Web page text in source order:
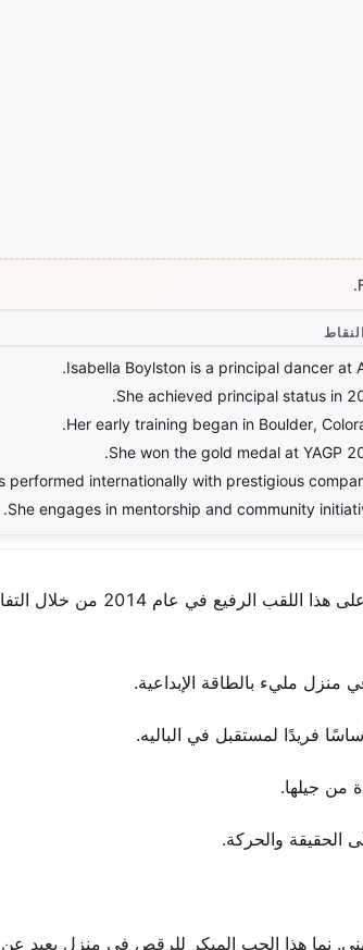
Isabella Boylston is a principal dancer at
She achieved principal status in
Her early training began in Boulder,
She won the gold medal at YAGP
performed internationally with prestigious
She engages in mentorship and community
إيزابيلا بويلستون تأسر المسرح كراقصة أولى في مسرح الباليه
فريدًا لمستقبل في الباليه.
من جيلها.
الحقيقة والحركة.
نما هذا الحب المبكر للرقص في منزل بعيد عن